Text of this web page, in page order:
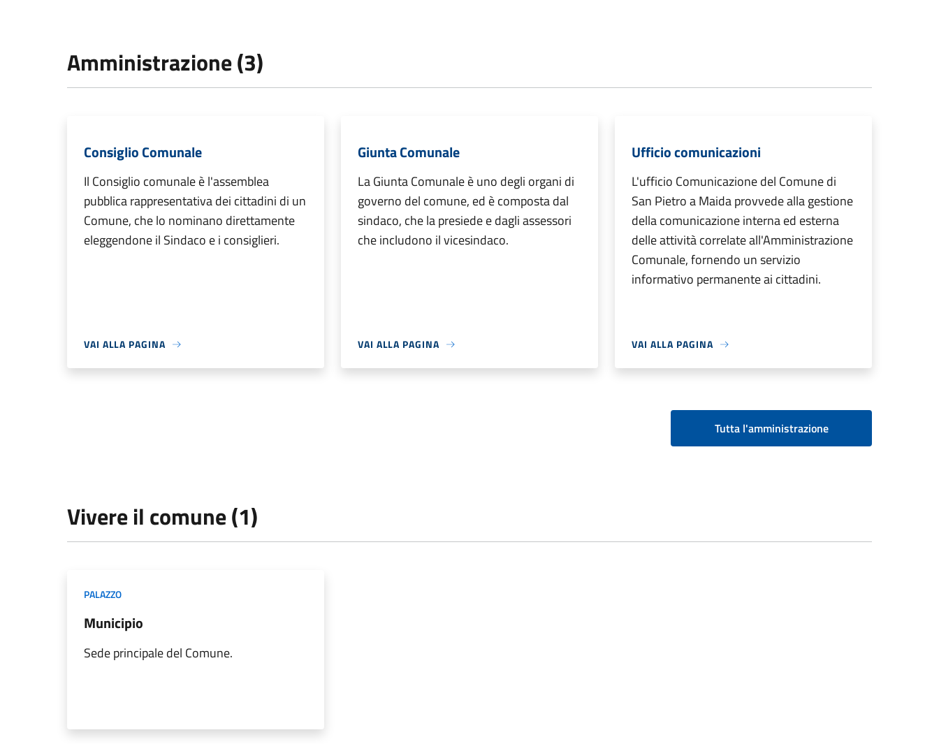
Amministrazione (3)
Consiglio Comunale
Il Consiglio comunale è l'assemblea
pubblica rappresentativa dei cittadini di un
Comune, che lo nominano direttamente
eleggendone il Sindaco e i consiglieri.
VAI ALLA PAGINA
Giunta Comunale
La Giunta Comunale è uno degli organi di
governo del comune, ed è composta dal
sindaco, che la presiede e dagli assessori
che includono il vicesindaco.
VAI ALLA PAGINA
Ufficio comunicazioni
L'ufficio Comunicazione del Comune di
San Pietro a Maida provvede alla gestione
della comunicazione interna ed esterna
delle attività correlate all'Amministrazione
Comunale, fornendo un servizio
informativo permanente ai cittadini.
VAI ALLA PAGINA
Tutta l'amministrazione
Vivere il comune (1)
PALAZZO
Municipio
Sede principale del Comune.